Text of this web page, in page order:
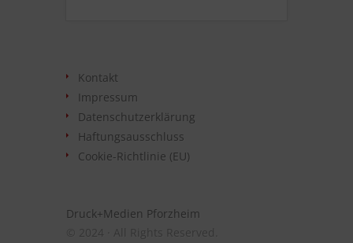
Kontakt
Impressum
Datenschutzerklärung
Haftungsausschluss
Cookie-Richtlinie (EU)
Druck+Medien Pforzheim
© 2024 · All Rights Reserved.